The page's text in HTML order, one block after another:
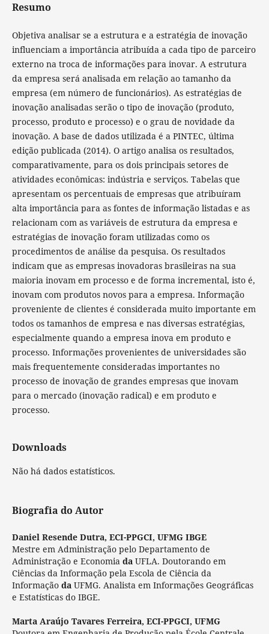
Resumo
Objetiva analisar se a estrutura e a estratégia de inovação
influenciam a importância atribuída a cada tipo de parceiro
externo na troca de informações para inovar. A estrutura
da empresa será analisada em relação ao tamanho da
empresa (em número de funcionários). As estratégias de
inovação analisadas serão o tipo de inovação (produto,
processo, produto e processo) e o grau de novidade da
inovação. A base de dados utilizada é a PINTEC, última
edição publicada (2014). O artigo analisa os resultados,
comparativamente, para os dois principais setores de
atividades econômicas: indústria e serviços. Tabelas que
apresentam os percentuais de empresas que atribuíram
alta importância para as fontes de informação listadas e as
relacionam com as variáveis de estrutura da empresa e
estratégias de inovação foram utilizadas como os
procedimentos de análise da pesquisa. Os resultados
indicam que as empresas inovadoras brasileiras na sua
maioria inovam em processo e de forma incremental, isto é,
inovam com produtos novos para a empresa. Informação
proveniente de clientes é considerada muito importante em
todos os tamanhos de empresa e nas diversas estratégias,
especialmente quando a empresa inova em produto e
processo. Informações provenientes de universidades são
mais frequentemente consideradas importantes no
processo de inovação de grandes empresas que inovam
para o mercado (inovação radical) e em produto e
processo.
Downloads
Não há dados estatísticos.
Biografia do Autor
Daniel Resende Dutra, ECI-PPGCI, UFMG IBGE
Mestre em Administração pelo Departamento de
Administração e Economiada UFLA. Doutorando em
Ciências da Informação pela Escola de Ciência da
Informaçãoda UFMG. Analista em Informações Geográficas
e Estatísticas do IBGE.
Marta Araújo Tavares Ferreira, ECI-PPGCI, UFMG